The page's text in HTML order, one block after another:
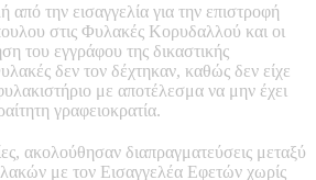
από την εισαγγελία για την επιστροφή
στις Φυλακές Κορυδαλλού και οι
του εγγράφου της δικαστικής
δεν τον δέχτηκαν, καθώς δεν είχε
με αποτέλεσμα να μην έχει
γραφειοκρατία.
ακολούθησαν διαπραγματεύσεις μεταξύ
με τον Εισαγγελέα Εφετών χωρίς